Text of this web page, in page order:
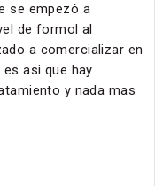
se empezó a
de formol al
a comercializar en
asi que hay
y nada mas